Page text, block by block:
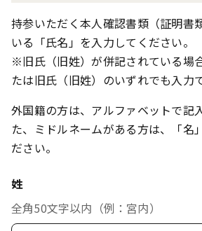
持参いただく本人確認書類（証明書
いる「氏名」を入力してください。
※旧氏（旧姓）が併記されている場
たは旧氏（旧姓）のいずれでも入力
外国籍の方は、アルファベットで記
た、ミドルネームがある方は、「名
ださい。
姓
全角50文字以内（例：宮内）